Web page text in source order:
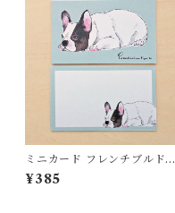
ミニカード フレンチブルドッ
グ
¥385